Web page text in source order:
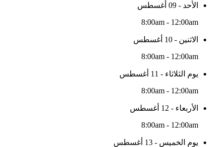
الأحد - 09 أغسطس
8:00am - 12:00am
الاثنين - 10 أغسطس
8:00am - 12:00am
يوم الثلاثاء - 11 أغسطس
8:00am - 12:00am
الأربعاء - 12 أغسطس
8:00am - 12:00am
يوم الخميس - 13 أغسطس